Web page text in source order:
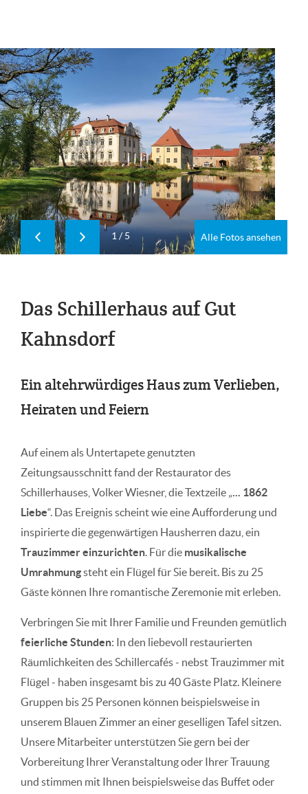
1 /5 Alle Fotos ansehen
Das Schillerhaus auf Gut
Kahnsdorf
Ein altehrwürdiges Haus zum Verlieben,
Heiraten und Feiern
Auf einem als Untertapete genutzten
Zeitungsausschnitt fand der Restaurator des
Schillerhauses, Volker Wiesner, die Textzeile „... 1862
Liebe“. Das Ereignis scheint wie eine Aufforderung und
inspirierte die gegenwärtigen Hausherren dazu, ein
Trauzimmer einzurichten. Für die musikalische
Umrahmungsteht ein Flügel für Sie bereit. Bis zu 25
Gäste können Ihre romantische Zeremonie mit erleben.
Verbringen Sie mit Ihrer Familie und Freunden gemütlich
feierliche Stunden: In den liebevoll restaurierten
Räumlichkeiten des Schillercafés - nebst Trauzimmer mit
Flügel - haben insgesamt bis zu 40 Gäste Platz. Kleinere
Gruppen bis 25 Personen können beispielsweise in
unserem Blauen Zimmer an einer geselligen Tafel sitzen.
Unsere Mitarbeiter unterstützen Sie gern bei der
Vorbereitung Ihrer Veranstaltung oder Ihrer Trauung
und stimmen mit Ihnen beispielsweise das Buffet oder